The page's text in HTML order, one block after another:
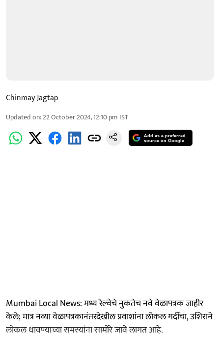
Chinmay Jagtap
Updated on:22 October 2024, 12:10 pm IST
Add as a preferred
source on Google
Mumbai Local News: मध्य रेल्वेचे नुकतेच नवे वेळापत्रक जाहीर
केले; मात्र नव्या वेळापत्रकानंतरदेखील प्रवाशांना लोकल गर्दीचा, उशिराने
लोकल धावण्याच्या समस्यांना सामोरे जावे लागत आहे.